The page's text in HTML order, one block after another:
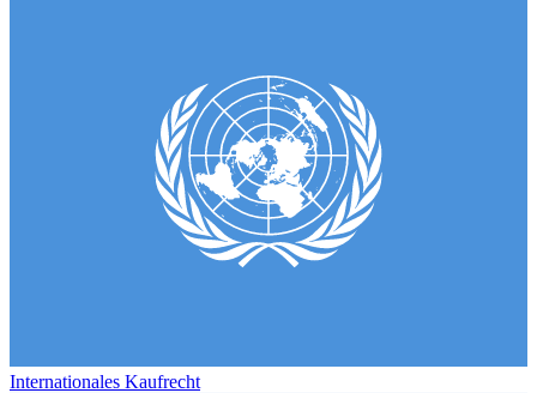
Internationales Kaufrecht